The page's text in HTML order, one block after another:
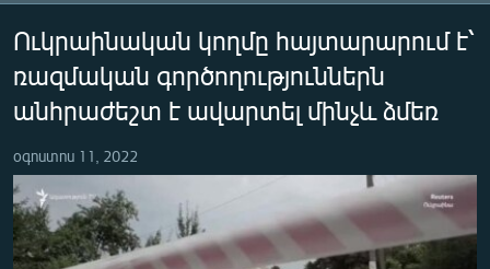
հիմնական
մենյուին
ԸՆՏՐՈՒԹՅՈՒՆՆԵՐ 2026
ԻՐԱՎՈՒՆՔ
ՏՆՏԵՍՈՒԹՅՈՒՆ
ՂԱՐԱԲԱՂ
ՊԱՏԵՐԱԶՄԻ 6 ՇԱԲԱԹՆԵՐԸ
Ուկրաինական կողմը հայտարարում է՝
ռազմական գործողություններն
անհրաժեշտ է ավարտել մինչև ձմեռ
օգոստոս 11, 2022